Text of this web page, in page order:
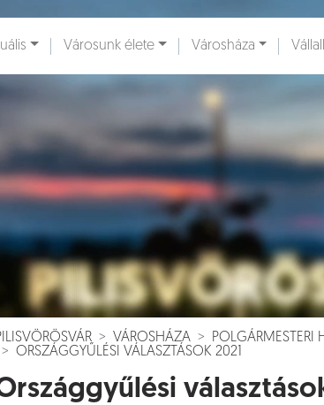
Városunk élete Városháza
VÁROSHÁZA POLGÁRMESTERI
ORSZÁGGYŰLÉSI VÁLASZTÁSOK 2021
Események []